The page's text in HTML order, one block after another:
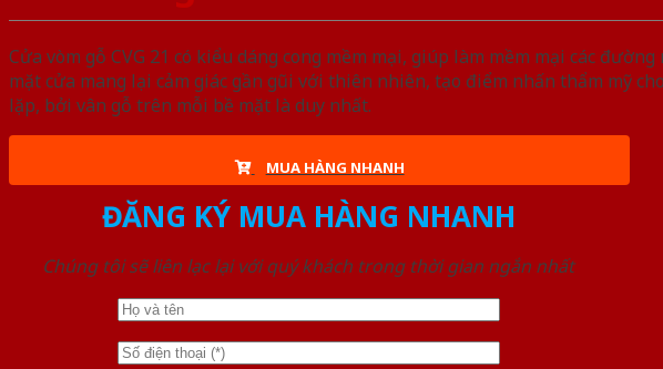
Cửa vòm gỗ CVG 21 có kiểu dáng cong mềm mại, giúp làm mềm mại các
mặt cửa mang lại cảm giác gần gũi với thiên nhiên, tạo điểm nhấn thẩm mỹ
lặp, bởi vân gỗ trên mỗi bề mặt là duy nhất.
MUA HÀNG NHANH
ĐĂNG KÝ MUA HÀNG NHANH
Chúng tôi sẽ liên lạc lại với quý khách trong thời gian ngắn nhất